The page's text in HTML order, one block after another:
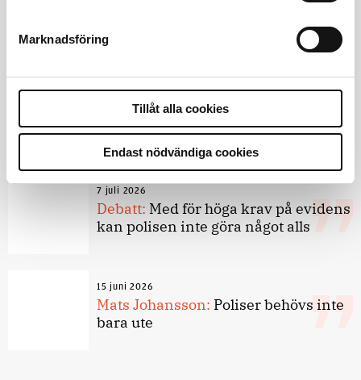
Marknadsföring
Tillåt alla cookies
Endast nödvändiga cookies
forskarnas motiv
8 juli 2026
Replik:Det är inte evidenskrav som
bakbinder polisen
7 juli 2026
Debatt: Med för höga krav på evidens
kan polisen inte göra något alls
15 juni 2026
Mats Johansson: Poliser behövs inte
bara ute